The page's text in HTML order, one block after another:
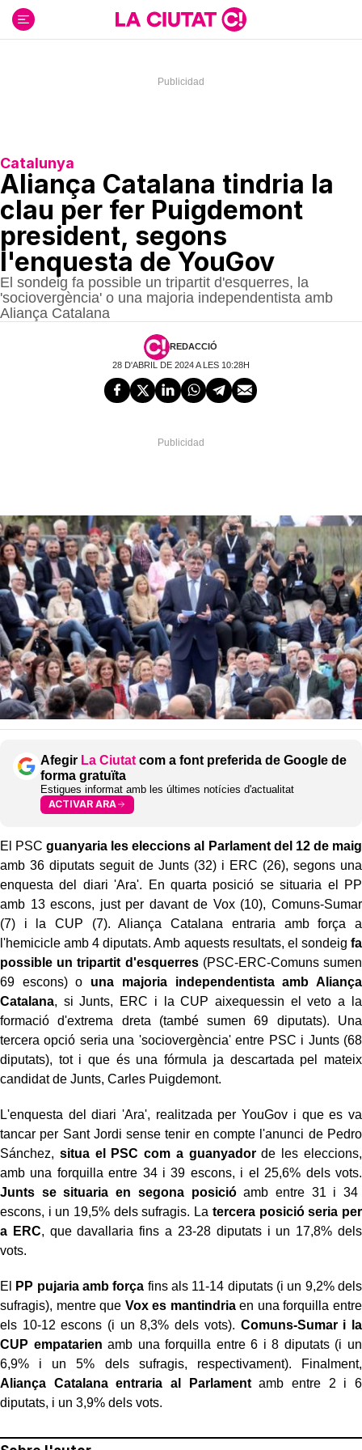
contenido
Catalunya
Aliança Catalana tindria la
clau per fer Puigdemont
president, segons
l'enquesta de YouGov
El sondeig fa possible un tripartit d'esquerres, la
'sociovergència' o una majoria independentista amb
Aliança Catalana
REDACCIÓ
28 D'ABRIL DE 2024 A LES 10:28H
Afegir La Ciutat com a font preferida de Google de
forma gratuïta
Estigues informat amb les últimes notícies d'actualitat
ACTIVAR ARA
El PSCguanyaria les eleccions al Parlament del 12 de maig
amb 36 diputats seguit de Junts (32) i ERC (26), segons una
enquesta del diari 'Ara'. En quarta posició se situaria el PP
amb 13 escons, just per davant de Vox (10), Comuns-Sumar
(7) i la CUP (7). Aliança Catalana entraria amb força a
l'hemicicle amb 4 diputats. Amb aquests resultats, el sondeig fa
possible un tripartit d'esquerres(PSC-ERC-Comuns sumen
69 escons) o una majoria independentista amb Aliança
Catalana, si Junts, ERC i la CUP aixequessin el veto a la
formació d'extrema dreta (també sumen 69 diputats). Una
tercera opció seria una 'sociovergència' entre PSC i Junts (68
diputats), tot i que és una fórmula ja descartada pel mateix
candidat de Junts, Carles Puigdemont.
L'enquesta del diari 'Ara', realitzada per YouGov i que es va
tancar per Sant Jordi sense tenir en compte l'anunci de Pedro
Sánchez, situa el PSC com a guanyadorde les eleccions,
amb una forquilla entre 34 i 39 escons, i el 25,6% dels vots.
Junts se situaria en segona posicióamb entre 31 i 34
escons, i un 19,5% dels sufragis. La tercera posició seria per
a ERC, que davallaria fins a 23-28 diputats i un 17,8% dels
vots.
El PP pujaria amb força fins als 11-14 diputats (i un 9,2% dels
sufragis), mentre que Vox es mantindriaen una forquilla entre
els 10-12 escons (i un 8,3% dels vots). Comuns-Sumar i la
CUP empatarien amb una forquilla entre 6 i 8 diputats (i un
6,9% i un 5% dels sufragis, respectivament). Finalment,
Aliança Catalana entraria al Parlamentamb entre 2 i 6
diputats, i un 3,9% dels vots.